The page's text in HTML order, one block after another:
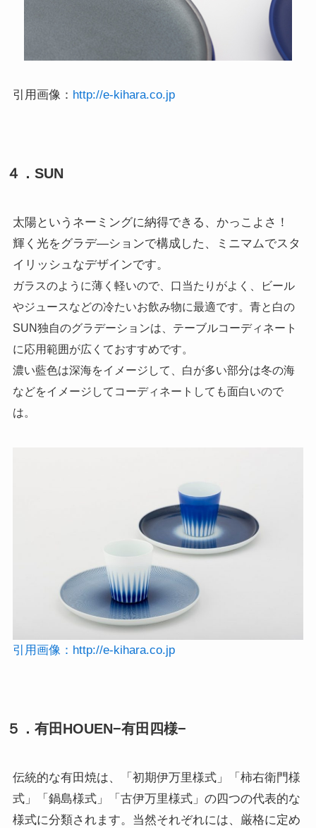
引用画像： http://e-kihara.co.jp
４．SUN
太陽というネーミングに納得できる、かっこよさ！
輝く光をグラデ―ションで構成した、ミニマムでスタ
イリッシュなデザインです。
ガラスのように薄く軽いので、口当たりがよく、ビール
やジュースなどの冷たいお飲み物に最適です。青と白の
SUN独自のグラデーションは、テーブルコーディネート
に応用範囲が広くておすすめです。
濃い藍色は深海をイメージして、白が多い部分は冬の海
などをイメージしてコーディネートしても面白いので
は。
引用画像： http://e-kihara.co.jp
５．有田HOUEN−有田四様−
伝統的な有田焼は、「初期伊万里様式」「柿右衛門様
式」「鍋島様式」「古伊万里様式」の四つの代表的な
様式に分類されます。当然それぞれには、厳格に定め